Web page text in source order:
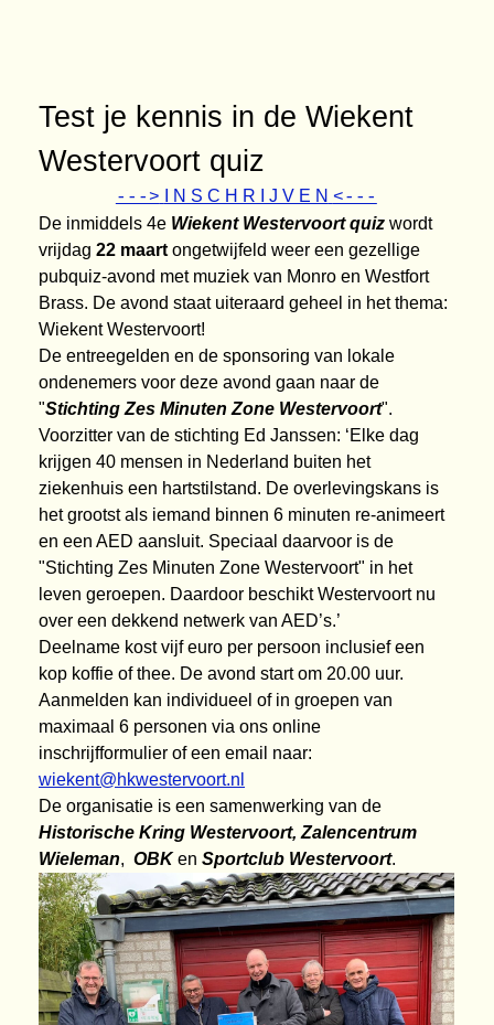
Test je kennis in de Wiekent
Westervoort quiz
---> I N S C H R I J V E N <---
De inmiddels 4e Wiekent Westervoort quiz wordt
vrijdag 22 maart ongetwijfeld weer een gezellige
pubquiz-avond met muziek van Monro en Westfort
Brass. De avond staat uiteraard geheel in hetthema:
Wiekent Westervoort!
De entreegelden en de sponsoring van lokale
ondenemers voor deze avond gaan naar de
"Stichting Zes Minuten Zone Westervoort".
Voorzitter van de stichting Ed Janssen: ‘Elke dag
krijgen 40 mensen in Nederland buiten het
ziekenhuis een hartstilstand. De overlevingskans is
het grootst als iemand binnen 6 minuten re-animeert
en een AED aansluit. Speciaal daarvoor is de
"Stichting Zes Minuten Zone Westervoort" in het
leven geroepen. Daardoor beschikt Westervoort nu
over een dekkend netwerk van AED’s.’
Deelname kost vijf euro per persoon inclusief een
kop koffie of thee. De avond start om 20.00 uur.
Aanmelden kan individueel of in groepen van
maximaal 6 personen via ons online
inschrijfformulier of een email naar:
wiekent@hkwestervoort.nl
De organisatie is een samenwerking van de
Historische Kring Westervoort, Zalencentrum
Wieleman, OBK en Sportclub Westervoort.